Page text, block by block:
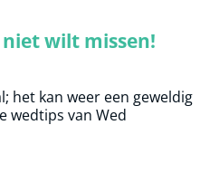
wilt missen!
het kan weer een geweldig
wedtips van Wed